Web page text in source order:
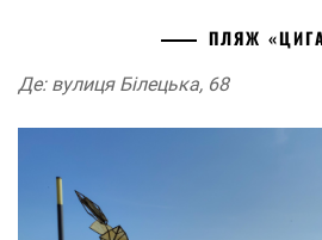
ПЛЯЖ
Де: вулиця Білецька, 68